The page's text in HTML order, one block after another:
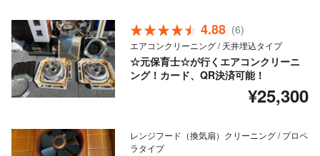
4.88 (6)
エアコンクリーニング / 天井埋込タイプ
☆元保育士☆が行くエアコンクリーニ
ング！カード、QR決済可能！
¥25,300
レンジフード（換気扇）クリーニング / プロペ
ラタイプ